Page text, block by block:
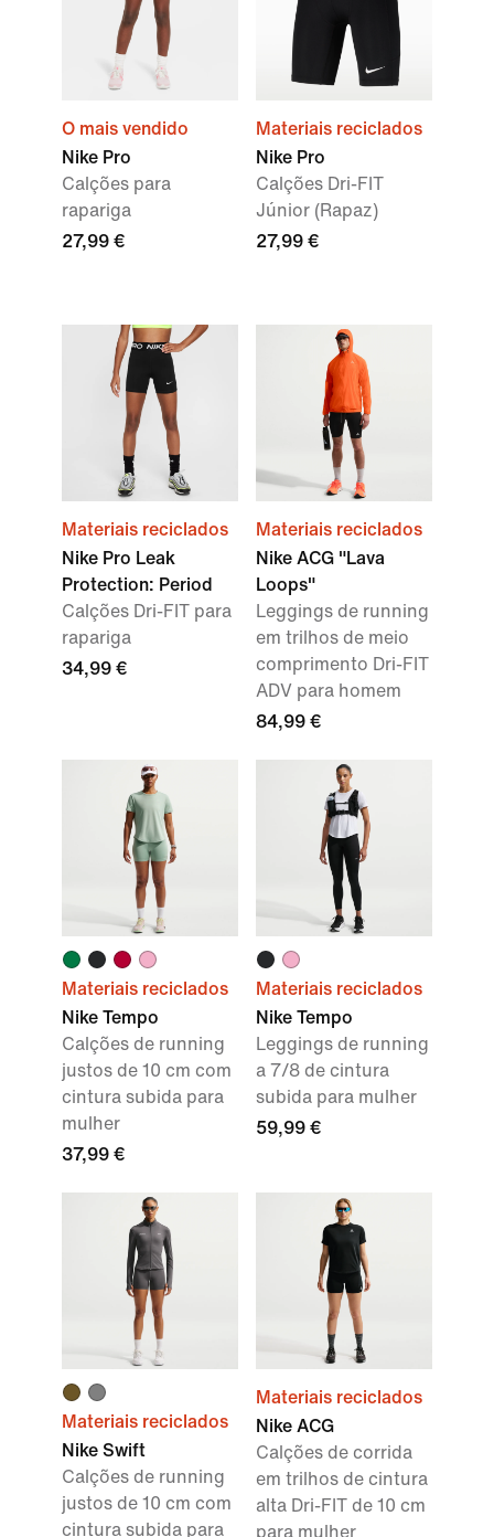
O mais vendido
Nike Pro
Calções para
rapariga
27,99 €
Materiais reciclados
Nike Pro
Calções Dri-FIT
Júnior (Rapaz)
27,99 €
Materiais reciclados
Nike Pro Leak
Protection: Period
Calções Dri-FIT para
rapariga
34,99 €
Materiais reciclados
Nike ACG "Lava
Loops"
Leggings de running
em trilhos de meio
comprimento Dri-FIT
ADV para homem
84,99 €
Materiais reciclados
Nike Tempo
Calções de running
justos de 10 cm com
cintura subida para
mulher
37,99 €
Materiais reciclados
Nike Tempo
Leggings de running
a 7/8 de cintura
subida para mulher
59,99 €
Materiais reciclados
Nike Swift
Calções de running
justos de 10 cm com
cintura subida para
Materiais reciclados
Nike ACG
Calções de corrida
em trilhos de cintura
alta Dri-FIT de 10 cm
para mulher